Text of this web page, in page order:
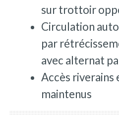
sur trottoir
Circulation
par
avec alternat
Accès riverains
maintenus